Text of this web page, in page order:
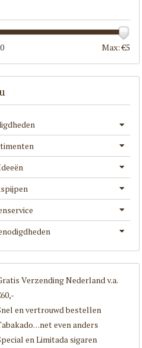
0 Max: €5
Verzending Nederland v.a.
en vertrouwd bestellen
. .net even anders
en Limitada sigaren